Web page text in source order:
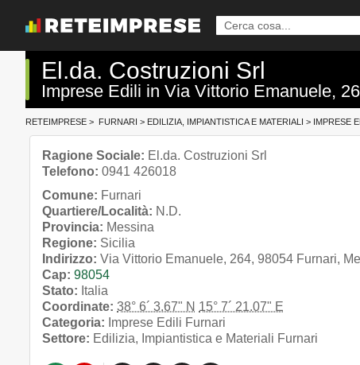
El.da. Costruzioni Srl
Imprese Edili in Via Vittorio Emanuele,
RETEIMPRESE > FURNARI > EDILIZIA, IMPIANTISTICA E MATERIALI > IMPRESE
Ragione Sociale: El.da. Costruzioni Srl
Telefono: 0941 426018
Comune: Furnari
Quartiere/Località: N.D.
Provincia: Messina
Regione: Sicilia
Indirizzo: Via Vittorio Emanuele, 264, 98054 Furnari,
Cap: 98054
Stato: Italia
Coordinate: 38° 6´ 3.67" N 15° 7´ 21.07" E
Categoria: Imprese Edili Furnari
Settore: Edilizia, Impiantistica e Materiali Furnari